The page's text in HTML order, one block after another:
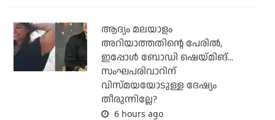
ആദ്യം മലയാളം
അറിയാത്തതിന്റെ പേരില്‍,
ഇപ്പോള്‍ ബോഡി ഷെയ്മിങ്...
സംഘപരിവാറിന്
വിസ്മയയോടുള്ള ദേഷ്യം
തീരുന്നില്ലേ?
6 hours ago